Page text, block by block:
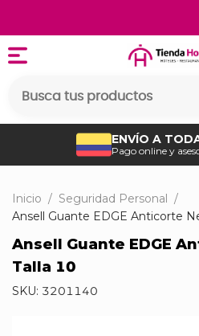
ENVÍO A
Pago online y
Inicio / Seguridad Personal /
Ansell Guante EDGE Anticorte
Ansell Guante EDGE
Talla 10
SKU: 3201140